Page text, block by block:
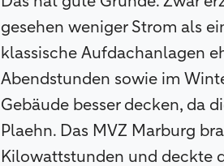
gesehen weniger Strom als
klassische Aufdachanlagen
Abendstunden sowie im
Gebäude besser decken, da
Plaehn. Das MVZ Marburg
Kilowattstunden und deckte